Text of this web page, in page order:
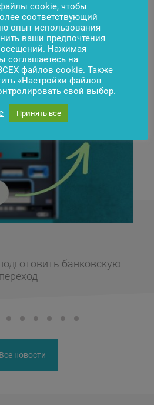
Подписаться
банковскую
Все новости
cookie, чтобы
соответствующий
опыт использования
ваши предпочтения
Нажимая
соглашаетесь на
файлов cookie. Также
«Настройки файлов
свой выбор.
Принять все